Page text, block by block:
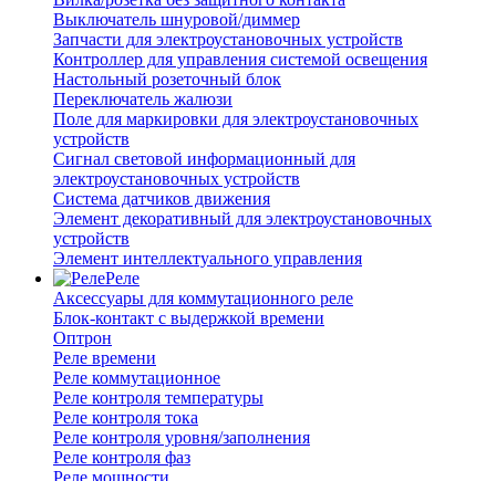
Выключатель шнуровой/диммер
Запчасти для электроустановочных устройств
Контроллер для управления системой освещения
Настольный розеточный блок
Переключатель жалюзи
Поле для маркировки для электроустановочных
устройств
Сигнал световой информационный для
электроустановочных устройств
Система датчиков движения
Элемент декоративный для электроустановочных
устройств
Элемент интеллектуального управления
Реле
Аксессуары для коммутационного реле
Блок-контакт с выдержкой времени
Оптрон
Реле времени
Реле коммутационное
Реле контроля температуры
Реле контроля тока
Реле контроля уровня/заполнения
Реле контроля фаз
Реле мощности